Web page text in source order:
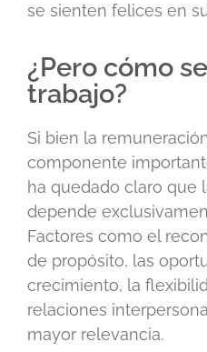
se sienten felices en
¿Pero cómo
trabajo?
Si bien la
componente
ha quedado claro que
depende
Factores como el
de propósito, las
crecimiento, la
relaciones
mayor relevancia.